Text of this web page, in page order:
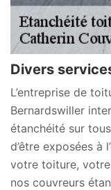
Divers
L’entreprise de
Bernardswiller
étanchéité sur
d’être exposées à
votre toiture,
nos couvreurs